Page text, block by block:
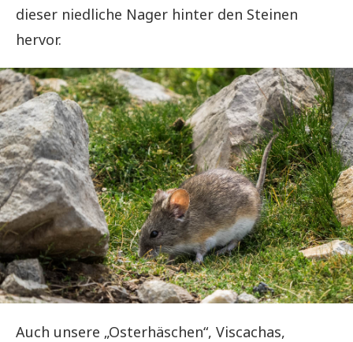
dieser niedliche Nager hinter den Steinen
hervor.
Auch unsere „Osterhäschen“, Viscachas,